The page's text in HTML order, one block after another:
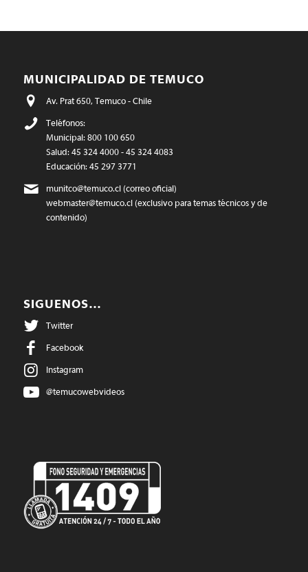
MUNICIPALIDAD DE TEMUCO
Av. Prat 650, Temuco - Chile
Teléfonos:
Municipal: 800 100 650
Salud: 45 324 4000 - 45 324 4083
Educación: 45 297 3771
munitco@temuco.cl(correo oficial)
webmaster@temuco.cl(exclusivo para temas técnicos y de
contenido)
SIGUENOS…
Twitter
Facebook
Instagram
@temucowebvideos